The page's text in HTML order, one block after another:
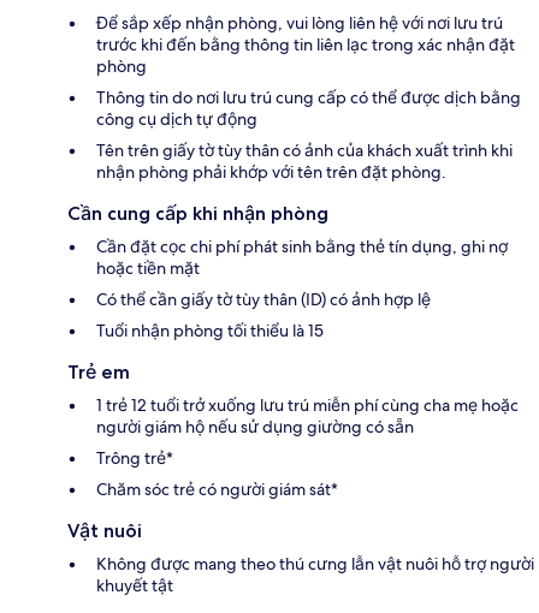
Để sắp xếp nhận phòng, vui lòng liên hệ với nơi lưu trú
trước khi đến bằng thông tin liên lạc trong xác nhận đặt
phòng
Thông tin do nơi lưu trú cung cấp có thể được dịch bằng
công cụ dịch tự động
Tên trên giấy tờ tùy thân có ảnh của khách xuất trình khi
nhận phòng phải khớp với tên trên đặt phòng.
Cần cung cấp khi nhận phòng
Cần đặt cọc chi phí phát sinh bằng thẻ tín dụng, ghi nợ
hoặc tiền mặt
Có thể cần giấy tờ tùy thân (ID) có ảnh hợp lệ
Tuổi nhận phòng tối thiểu là 15
Trẻ em
1 trẻ 12 tuổi trở xuống lưu trú miễn phí cùng cha mẹ hoặc
người giám hộ nếu sử dụng giường có sẵn
Trông trẻ*
Chăm sóc trẻ có người giám sát*
Vật nuôi
Không được mang theo thú cưng lẫn vật nuôi hỗ trợ người
khuyết tật